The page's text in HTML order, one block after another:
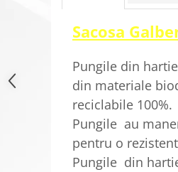
Sacosa
Pungile din
din materiale
reciclabile 100%.
Pungile au
pentru o
Pungile din